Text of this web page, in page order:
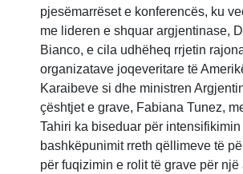
pjesëmarrëset e konferencës, ku
me lideren e shquar argjentinase,
Bianco, e cila udhëheq rrjetin
organizatave joqeveritare të
Karaibeve si dhe ministren
çështjet e grave, Fabiana Tunez,
Tahiri ka biseduar për intensifikimin
bashkëpunimit rreth qëllimeve të
për fuqizimin e rolit të grave për një